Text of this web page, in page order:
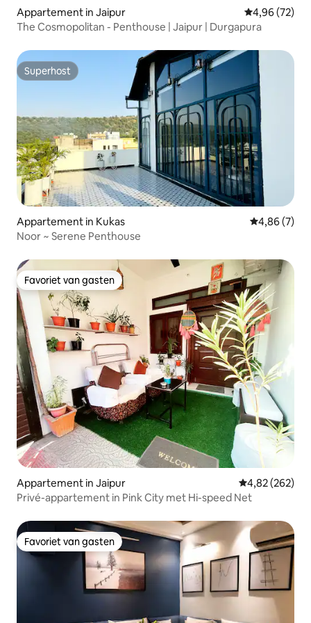
Appartement in Jaipur Gemiddelde
4,96 (72)
The Cosmopolitan - Penthouse | Jaipur | Durgapura
Superhost
Superhost
Appartement in Kukas Gemiddelde
4,86 (7)
Noor ~ Serene Penthouse
Favoriet van gasten
Favoriet van gasten
Appartement in Jaipur Gemiddelde
4,82 (262)
Privé-appartement in Pink City met Hi-speed Net
Favoriet van gasten
Favoriet van gasten